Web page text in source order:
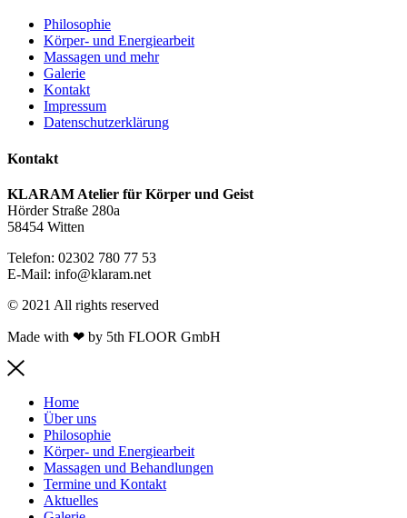
Philosophie
Körper- und Energiearbeit
Massagen und mehr
Galerie
Kontakt
Impressum
Datenschutzerklärung
Kontakt
KLARAM Atelier für Körper und Geist
Hörder Straße 280a
58454 Witten
Telefon: 02302 780 77 53
E-Mail: info@klaram.net
© 2021 All rights reserved​
Made with ❤ by 5th FLOOR GmbH
Home
Über uns
Philosophie
Körper- und Energiearbeit
Massagen und Behandlungen
Termine und Kontakt
Aktuelles